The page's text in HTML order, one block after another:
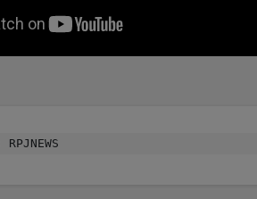
RPJNEWS